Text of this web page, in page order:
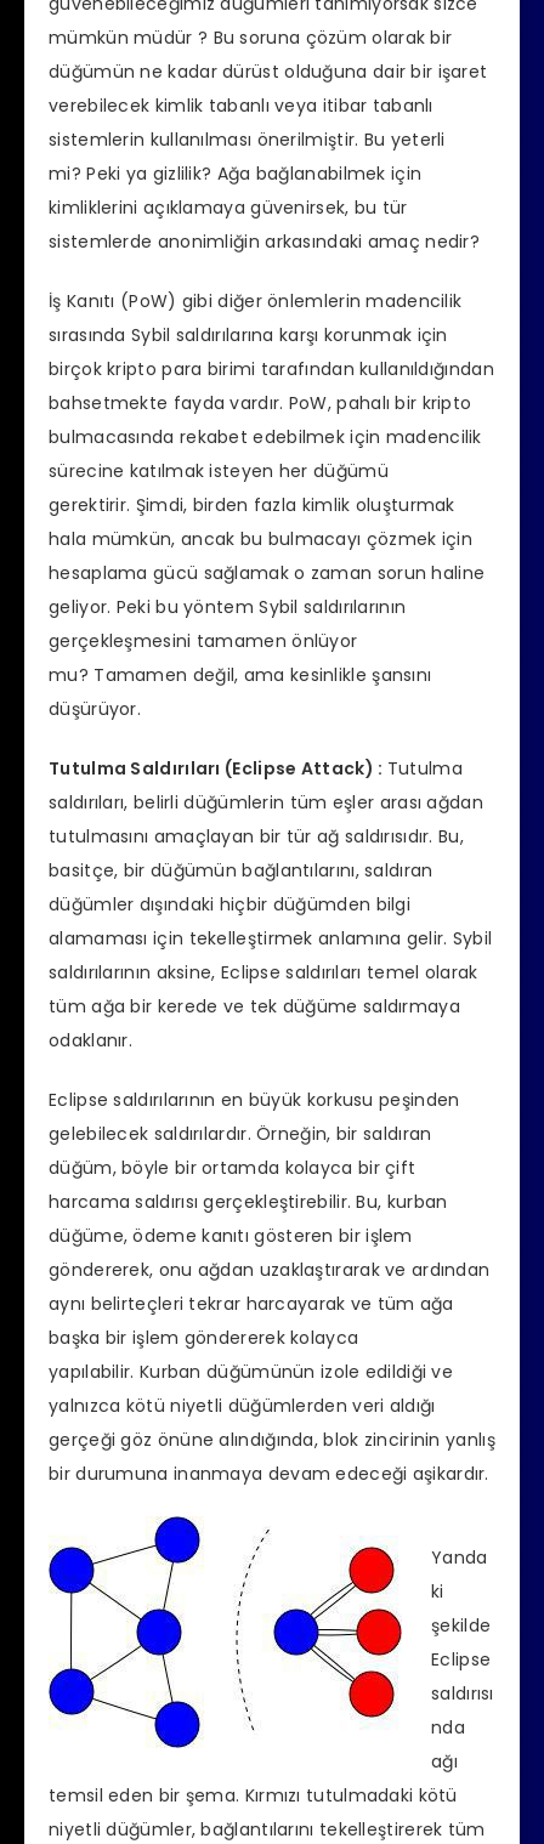
mümkün müdür ? Bu soruna çözüm olarak bir
düğümün ne kadar dürüst olduğuna dair bir işaret
verebilecek kimlik tabanlı veya itibar tabanlı
sistemlerin kullanılması önerilmiştir. Bu yeterli
mi? Peki ya gizlilik? Ağa bağlanabilmek için
kimliklerini açıklamaya güvenirsek, bu tür
sistemlerde anonimliğin arkasındaki amaç nedir?
İş Kanıtı (PoW) gibi diğer önlemlerin madencilik
sırasında Sybil saldırılarına karşı korunmak için
birçok kripto para birimi tarafından kullanıldığından
bahsetmekte fayda vardır. PoW, pahalı bir kripto
bulmacasında rekabet edebilmek için madencilik
sürecine katılmak isteyen her düğümü
gerektirir. Şimdi, birden fazla kimlik oluşturmak
hala mümkün, ancak bu bulmacayı çözmek için
hesaplama gücü sağlamak o zaman sorun haline
geliyor. Peki bu yöntem Sybil saldırılarının
gerçekleşmesini tamamen önlüyor
mu? Tamamen değil, ama kesinlikle şansını
düşürüyor.
Tutulma Saldırıları (Eclipse Attack) : Tutulma
saldırıları, belirli düğümlerin tüm eşler arası ağdan
tutulmasını amaçlayan bir tür ağ saldırısıdır. Bu,
basitçe, bir düğümün bağlantılarını, saldıran
düğümler dışındaki hiçbir düğümden bilgi
alamaması için tekelleştirmek anlamına gelir. Sybil
saldırılarının aksine, Eclipse saldırıları temel olarak
tüm ağa bir kerede ve tek düğüme saldırmaya
odaklanır.
Eclipse saldırılarının en büyük korkusu peşinden
gelebilecek saldırılardır. Örneğin, bir saldıran
düğüm, böyle bir ortamda kolayca bir çift
harcama saldırısı gerçekleştirebilir. Bu, kurban
düğüme, ödeme kanıtı gösteren bir işlem
göndererek, onu ağdan uzaklaştırarak ve ardından
aynı belirteçleri tekrar harcayarak ve tüm ağa
başka bir işlem göndererek kolayca
yapılabilir. Kurban düğümünün izole edildiği ve
yalnızca kötü niyetli düğümlerden veri aldığı
gerçeği göz önüne alındığında, blok zincirinin yanlış
bir durumuna inanmaya devam edeceği aşikardır.
Yanda
ki
şekilde
Eclipse
saldırısı
nda
ağı
temsil eden bir şema. Kırmızı tutulmadaki kötü
niyetli düğümler, bağlantılarını tekelleştirerek tüm